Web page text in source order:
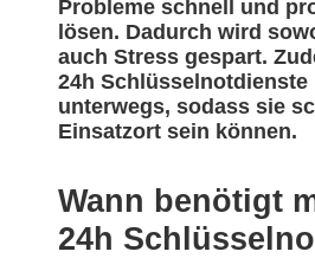
Probleme schnell und
lösen. Dadurch wird
auch Stress gespart.
24h Schlüsselnotdienste
unterwegs, sodass sie
Einsatzort sein können.
Wann benötigt
24h